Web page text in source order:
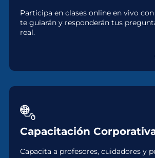
Participa en clases online en vivo
te guiarán y responderán tus
real.
Capacitación
Capacita a profesores, cuidadores y